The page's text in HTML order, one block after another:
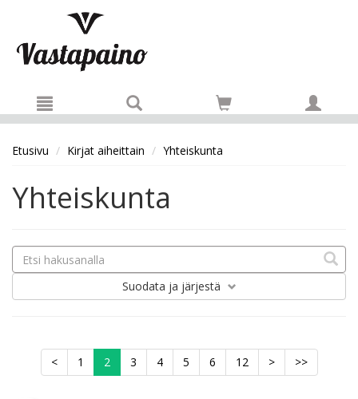
Etusivu Kirjat aiheittain Yhteiskunta
Yhteiskunta
Suodata ja järjestä
< 1 2 3 4 5 6 12 > >>